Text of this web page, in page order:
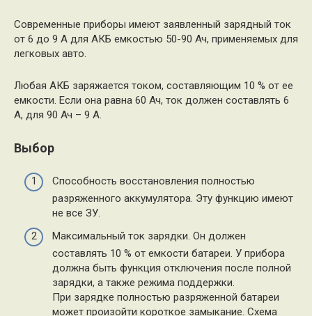
Современные приборы имеют заявленный зарядный ток
от 6 до 9 А для АКБ емкостью 50-90 Ач, применяемых для
легковых авто.
Любая АКБ заряжается током, составляющим 10 % от ее
емкости. Если она равна 60 Ач, ток должен составлять 6
А, для 90 Ач – 9 А.
Выбор
Способность восстановления полностью
разряженного аккумулятора. Эту функцию имеют
не все ЗУ.
Максимальный ток зарядки. Он должен
составлять 10 % от емкости батареи. У прибора
должна быть функция отключения после полной
зарядки, а также режима поддержки.
При зарядке полностью разряженной батареи
может произойти короткое замыкание. Схема